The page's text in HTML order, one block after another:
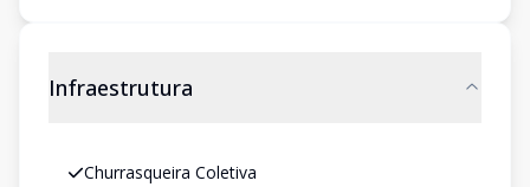
Infraestrutura
Churrasqueira Coletiva